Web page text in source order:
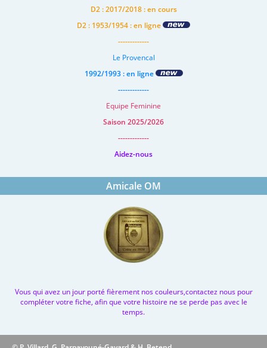
D2 : 2017/2018 : en cours
D2 : 1953/1954 : en ligne
-------------
Le Provencal
1992/1993 : en ligne
-------------
Equipe Feminine
Saison 2025/2026
-------------
Aidez-nous
Amicale OM
Vous qui avez un jour porté fièrement nos couleurs,contactez nous pour
compléter votre fiche, afin que votre histoire ne se perde pas avec le
temps.